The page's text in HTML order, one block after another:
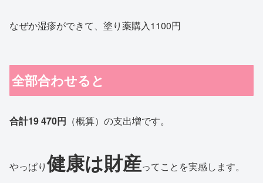
なぜか湿疹ができて、塗り薬購入1100円
全部合わせると
合計19 470円 （概算）の支出増です。
やっぱり健康は財産ってことを実感します。